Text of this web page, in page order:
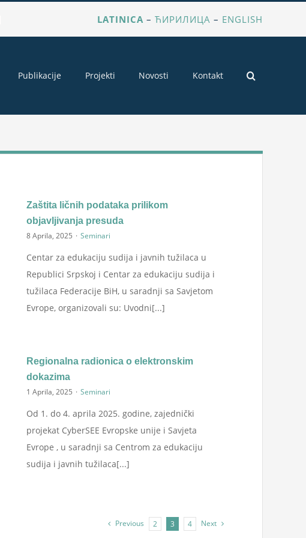
LATINICA –ЋИРИЛИЦА – ENGLISH
Publikacije Projekti Novosti Kontakt
Zaštita ličnih podataka prilikom
objavljivanja presuda
8 Aprila, 2025 · Seminari
Centar za edukaciju sudija i javnih tužilaca u
Republici Srpskoj i Centar za edukaciju sudija i
tužilaca Federacije BiH, u saradnji sa Savjetom
Evrope, organizovali su: Uvodni[...]
Regionalna radionica o elektronskim
dokazima
1 Aprila, 2025 · Seminari
Od 1. do 4. aprila 2025. godine, zajednički
projekat CyberSEE Evropske unije i Savjeta
Evrope , u saradnji sa Centrom za edukaciju
sudija i javnih tužilaca[...]
Previous 2 3 4 Next